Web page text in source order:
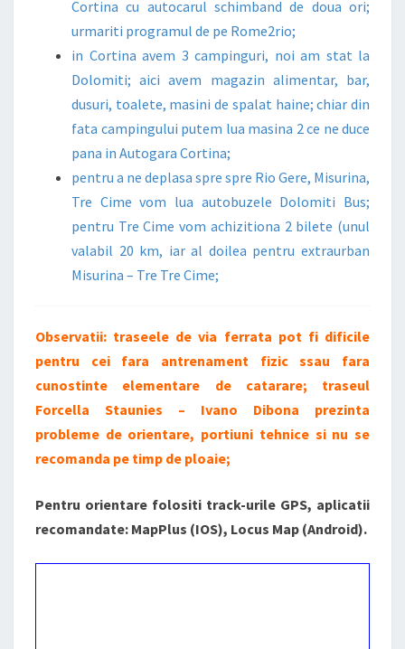
Cortina cu autocarul schimband de doua ori;
urmariti programul de pe Rome2rio;
in Cortina avem 3 campinguri, noi am stat la
Dolomiti; aici avem magazin alimentar, bar,
dusuri, toalete, masini de spalat haine; chiar din
fata campingului putem lua masina 2 ce ne duce
pana in Autogara Cortina;
pentru a ne deplasa spre spre Rio Gere, Misurina,
Tre Cime vom lua autobuzele Dolomiti Bus;
pentru Tre Cime vom achizitiona 2 bilete (unul
valabil 20 km, iar al doilea pentru extraurban
Misurina – Tre Tre Cime;
Observatii: traseele de via ferrata pot fi dificile
pentru cei fara antrenament fizic ssau fara
cunostinte elementare de catarare; traseul
Forcella Staunies – Ivano Dibona prezinta
probleme de orientare, portiuni tehnice si nu se
recomanda pe timp de ploaie;
Pentru orientare folositi track-urile GPS, aplicatii
recomandate: MapPlus (IOS), Locus Map (Android).